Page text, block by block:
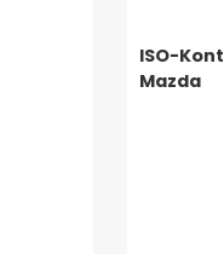
ISO-
Mazda